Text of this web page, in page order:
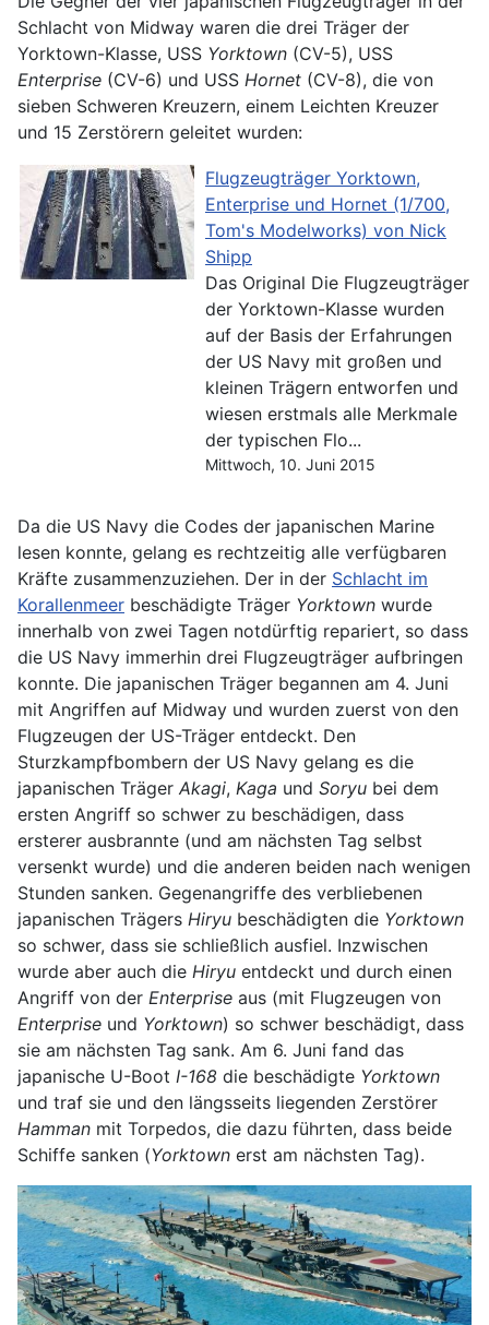
Schlacht von Midway waren die drei Träger der
Yorktown-Klasse, USS Yorktown (CV-5), USS
Enterprise (CV-6) und USS Hornet (CV-8), die von
sieben Schweren Kreuzern, einem Leichten Kreuzer
und 15 Zerstörern geleitet wurden:
Flugzeugträger Yorktown,
Enterprise und Hornet (1/700,
Tom's Modelworks) von Nick
Shipp
Das Original Die Flugzeugträger
der Yorktown-Klasse wurden
auf der Basis der Erfahrungen
der US Navy mit großen und
kleinen Trägern entworfen und
wiesen erstmals alle Merkmale
der typischen Flo...
Mittwoch, 10. Juni 2015
Da die US Navy die Codes der japanischen Marine
lesen konnte, gelang es rechtzeitig alle verfügbaren
Kräfte zusammenzuziehen. Der in der Schlacht im
Korallenmeer beschädigte Träger Yorktown wurde
innerhalb von zwei Tagen notdürftig repariert, so dass
die US Navy immerhin drei Flugzeugträger aufbringen
konnte. Die japanischen Träger begannen am 4. Juni
mit Angriffen auf Midway und wurden zuerst von den
Flugzeugen der US-Träger entdeckt. Den
Sturzkampfbombern der US Navy gelang es die
japanischen Träger Akagi, Kaga und Soryu bei dem
ersten Angriff so schwer zu beschädigen, dass
ersterer ausbrannte (und am nächsten Tag selbst
versenkt wurde) und die anderen beiden nach wenigen
Stunden sanken. Gegenangriffe des verbliebenen
japanischen Trägers Hiryu beschädigten die Yorktown
so schwer, dass sie schließlich ausfiel. Inzwischen
wurde aber auch die Hiryu entdeckt und durch einen
Angriff von der Enterprise aus (mit Flugzeugen von
Enterprise und Yorktown) so schwer beschädigt, dass
sie am nächsten Tag sank. Am 6. Juni fand das
japanische U-Boot I-168 die beschädigte Yorktown
und traf sie und den längsseits liegenden Zerstörer
Hamman mit Torpedos, die dazu führten, dass beide
Schiffe sanken (Yorktown erst am nächsten Tag).